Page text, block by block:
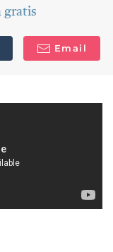
gratis
Email